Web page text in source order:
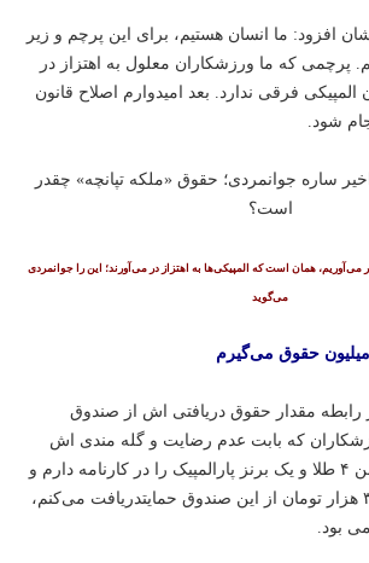
افزود: ما انسان هستیم، برای این پرچم و زیر
پرچمی که ما ورزشکاران معلول به اهتزاز در
فرقی ندارد. بعد امیدوارم اصلاح قانون
شود.
می‌آوریم، همان است که المپیکی‌ها به اهتزاز در می‌آورند؛ این را جوانمردی
می‌گوید
رابطه مقدار حقوق دریافتی اش از صندوق
که بابت عدم رضایت و گله مندی اش
شده است، او گفت: من ۴ طلا و یک برنز پارالمپیک را در کارنامه دارم و
ماهیانه ۵ میلیون و ۳۰۰ هزار تومان از این صندوق حمایتدریافت می‌کنم،
بود.